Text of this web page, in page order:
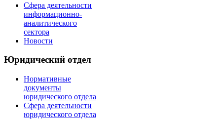
Сфера деятельности
информационно-
аналитического
сектора
Новости
Юридический отдел
Нормативные
документы
юридического отдела
Сфера деятельности
юридического отдела